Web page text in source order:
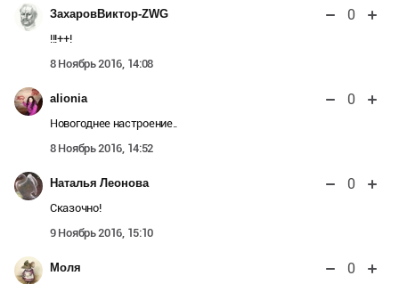
ЗахаровВиктор-ZWG 0
!!!++!
8 Ноябрь 2016, 14:08
alionia 0
Новогоднее настроение..
8 Ноябрь 2016, 14:52
Наталья Леонова 0
Сказочно!
9 Ноябрь 2016, 15:10
Моля 0